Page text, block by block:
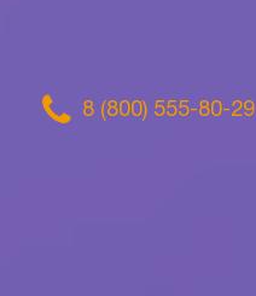
8 (800) 555-80-29